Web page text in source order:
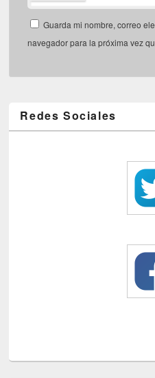
Guarda mi nombre, correo
navegador para la próxima vez
Redes Sociales